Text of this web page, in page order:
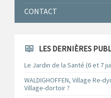
CONTACT
LES DERNIÈRES
Le Jardin de la Santé (6 et 7
WALDIGHOFFEN, Village Re-
Village-dortoir ?